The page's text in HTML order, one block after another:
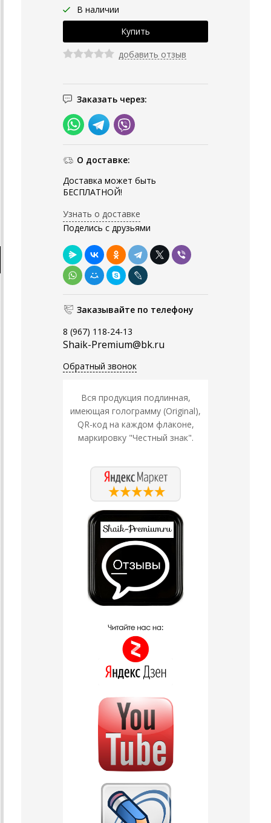
В наличии
добавить отзыв
Заказать через:
О доставке:
Доставка может быть
БЕСПЛАТНОЙ!
Узнать о доставке
Поделись с друзьями
Заказывайте по телефону
8 (967) 118-24-13
Shaik-Premium@bk.ru
Обратный звонок
Вся продукция подлинная,
имеющая голограмму (Original),
QR-код на каждом флаконе,
маркировку "Честный знак".